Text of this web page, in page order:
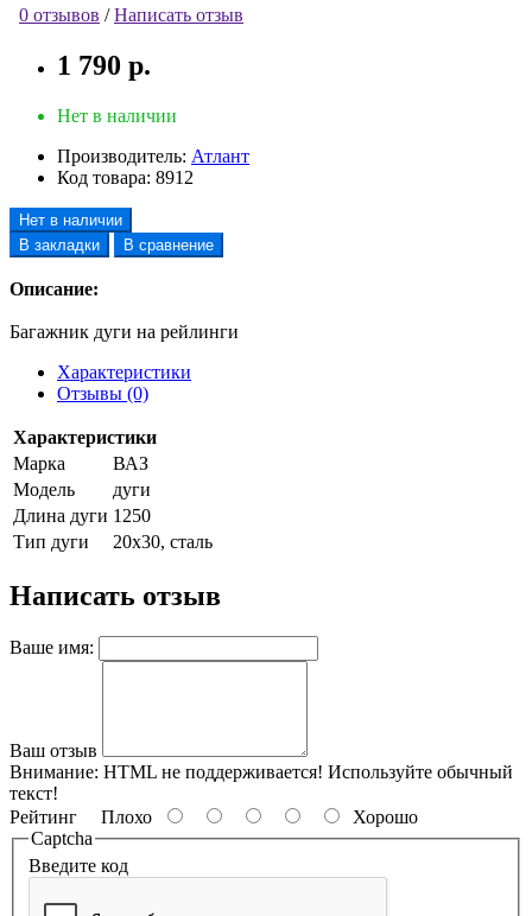
0 отзывов /Написать отзыв
1 790 р.
Нет в наличии
Производитель: Атлант
Код товара: 8912
Нет в наличии
В закладки
В сравнение
Описание:
Багажник дуги на рейлинги
Характеристики
Отзывы (0)
Характеристики
Марка
ВАЗ
Модель
дуги
Длина дуги 1250
Тип дуги
20х30, сталь
Написать отзыв
Ваше имя:
Ваш отзыв
Внимание: HTML не поддерживается! Используйте обычный
текст!
Рейтинг Плохо
Хорошо
Captcha
Введите код